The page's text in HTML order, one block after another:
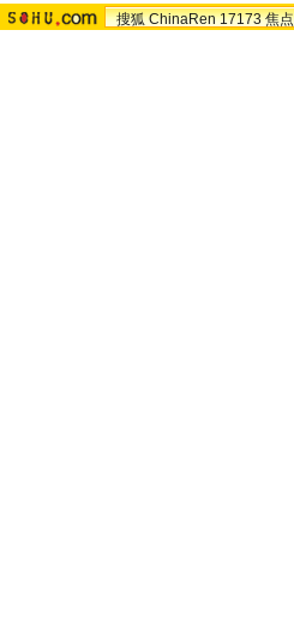
搜狐 ChinaRen 17173 焦